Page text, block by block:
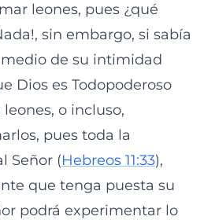
leones, pues ¿qué
sin embargo, si sabía
de su intimidad
Dios es Todopoderoso
o incluso,
pues toda la
Señor (Hebreos 11:33),
que tenga puesta su
podrá experimentar lo